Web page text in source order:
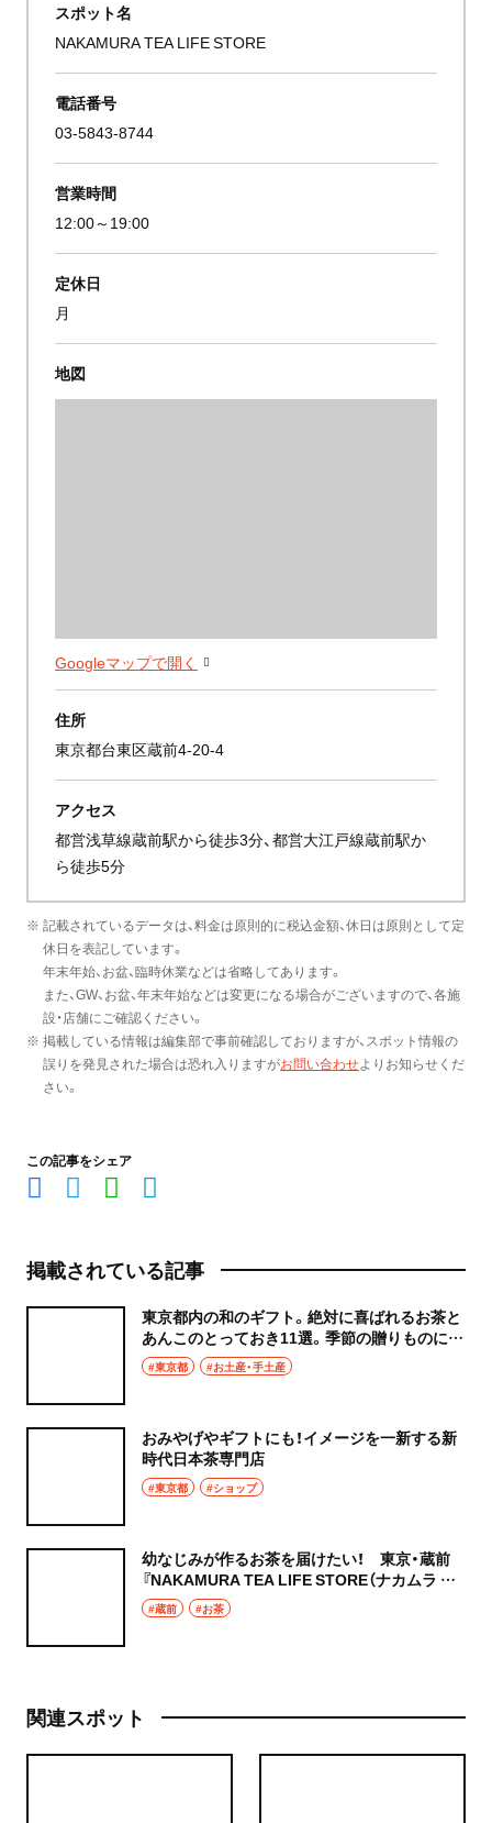
スポット名
NAKAMURA TEA LIFE STORE
電話番号
03-5843-8744
営業時間
12:00～19:00
定休日
月
地図
Googleマップで開く
住所
東京都台東区蔵前4-20-4
アクセス
都営浅草線蔵前駅から徒歩3分、都営大江戸線蔵前駅か
ら徒歩5分
※ 記載されているデータは、料金は原則的に税込金額、休日は原則として定
休日を表記しています。
年末年始、お盆、臨時休業などは省略してあります。
また、GW、お盆、年末年始などは変更になる場合がございますので、各施
設・店舗にご確認ください。
※ 掲載している情報は編集部で事前確認しておりますが、スポット情報の
誤りを発見された場合は恐れ入りますがお問い合わせよりお知らせくだ
さい。
この記事をシェア
掲載されている記事
東京都内の和のギフト。絶対に喜ばれるお茶と
あんこのとっておき11選。季節の贈りものにも
ぴったりです！
#東京都 #お土産・手土産
おみやげやギフトにも！イメージを一新する新
時代日本茶専門店
#東京都 #ショップ
幼なじみが作るお茶を届けたい！ 東京・蔵前
『NAKAMURA TEA LIFE STORE（ナカムラ テ
ィー ライフ ストア）』のお茶は、おみやげにもプ
レゼントにもピッタリ。
#蔵前 #お茶
関連スポット